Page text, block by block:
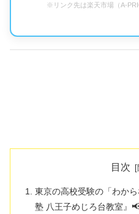
※リンク先は楽天市場（A-
目次
東京の高校受験の「わか
塾 八王子めじろ台教室』